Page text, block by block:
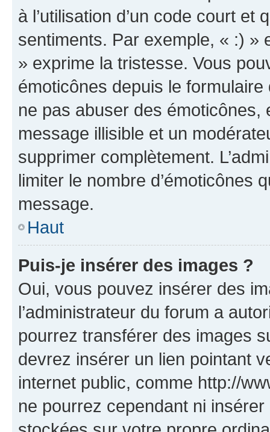
à l’utilisation d’un code court et
sentiments. Par exemple, « :) »
» exprime la tristesse. Vous
émoticônes depuis le
ne pas abuser des
message illisible et un
supprimer complètement.
limiter le nombre d’émoticônes
message.
Haut
Puis-je insérer des images ?
Oui, vous pouvez insérer des
l’administrateur du forum a
pourrez transférer des images
devrez insérer un lien pointant
internet public, comme http://
ne pourrez cependant ni